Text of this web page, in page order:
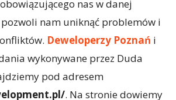
nas w danej
nam uniknąć problemów i
Deweloperzy Poznań i
wykonywane przez Duda
pod adresem
. Na stronie dowiemy